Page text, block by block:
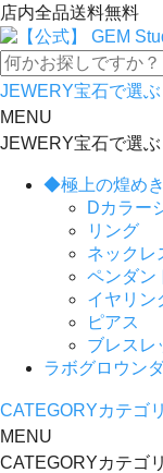
店内全品送料無料
JEWERY宝石で選ぶ
MENU
JEWERY宝石で選ぶ
◆極上の煌め
Dカラー
リング
ネックレ
ペンダン
イヤリン
ピアス
ブレスレ
ラボグロウン
CATEGORYカテゴ
MENU
CATEGORYカテゴ